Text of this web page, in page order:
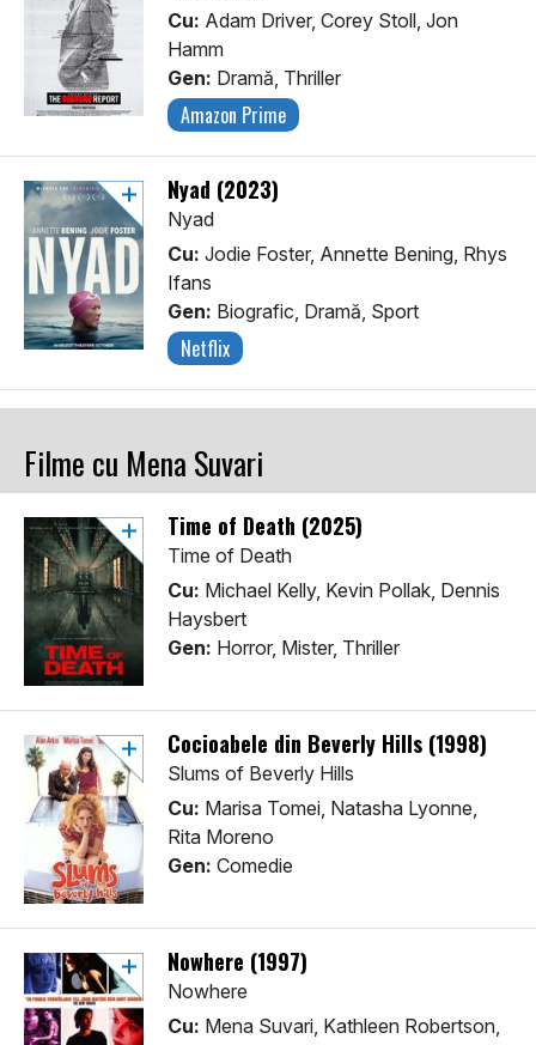
Cu: Adam Driver, Corey Stoll, Jon
Hamm
Gen: Dramă, Thriller
Amazon Prime
Nyad (2023)
Nyad
Cu: Jodie Foster, Annette Bening, Rhys
Ifans
Gen: Biografic, Dramă, Sport
Netflix
Filme cu Mena Suvari
Time of Death (2025)
Time of Death
Cu: Michael Kelly, Kevin Pollak, Dennis
Haysbert
Gen: Horror, Mister, Thriller
Cocioabele din Beverly Hills (1998)
Slums of Beverly Hills
Cu: Marisa Tomei, Natasha Lyonne,
Rita Moreno
Gen: Comedie
Nowhere (1997)
Nowhere
Cu: Mena Suvari, Kathleen Robertson,